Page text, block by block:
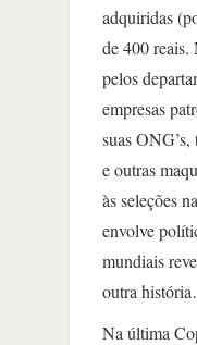
adquiridas
de 400 reais.
pelos
empresas
suas
e outras
às seleções
envolve
mundiais
outra
Na última